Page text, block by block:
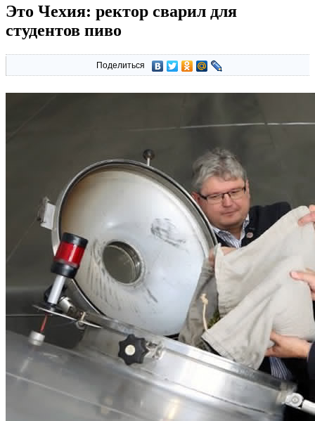
Это Чехия: ректор сварил для
студентов пиво
Поделиться